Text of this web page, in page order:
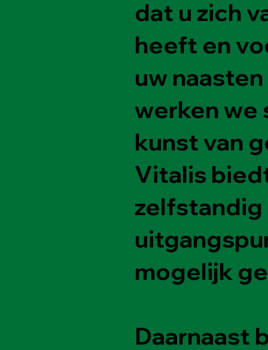
dat u zich
heeft en
uw
werken we
kunst van
Vitalis
mogelijk
Daarnaast